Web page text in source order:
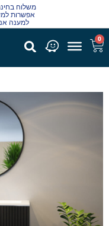
משלוח
אפשרות
למענה אנושי
0